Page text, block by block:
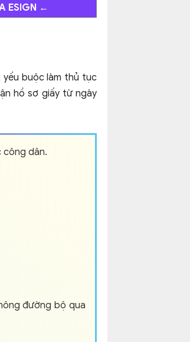
ESIGN ←
yếu buộc làm thủ tục
hồ sơ giấy từ ngày
công dân.
đường bộ qua